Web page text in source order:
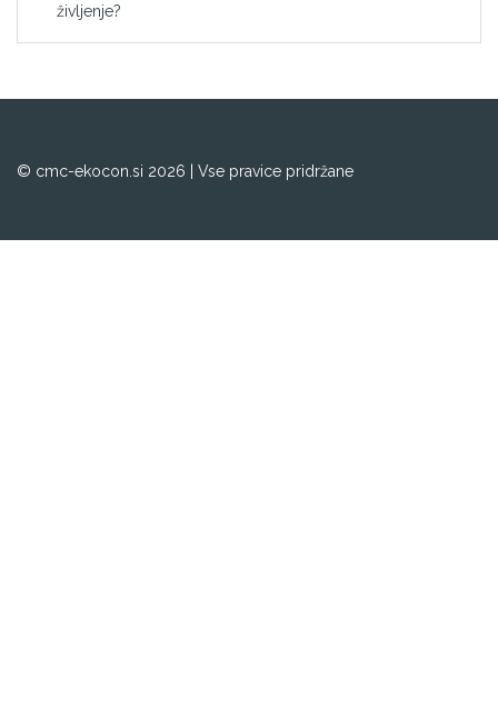
življenje?
© cmc-ekocon.si 2026 | Vse pravice pridržane